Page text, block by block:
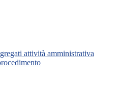
attività amministrativa